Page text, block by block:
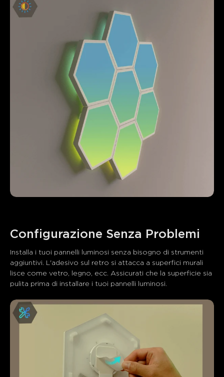
Installa i tuoi pannelli luminosi senza bisogno di strumenti
aggiuntivi. L'adesivo sul retro si attacca a superfici murali
lisce come vetro, legno, ecc. Assicurati che la superficie sia